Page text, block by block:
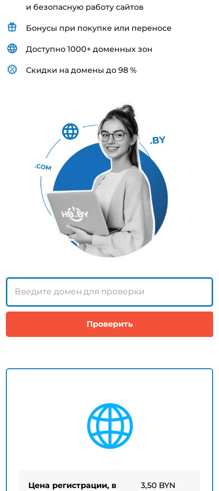
и безопасную работу сайтов
Бонусы при покупке или переносе
Доступно 1000+ доменных зон
Скидки на домены до 98 %
Цена регистрации, в
3,50 BYN